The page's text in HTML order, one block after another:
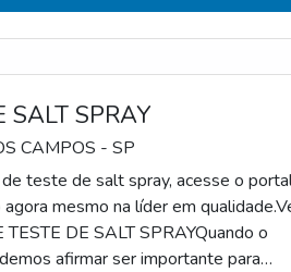
SALT SPRAY
CAMPOS - SP
teste de salt spray, acesse o
mesmo na líder em
DE SALT SPRAYQuando o
afirmar ser importante para